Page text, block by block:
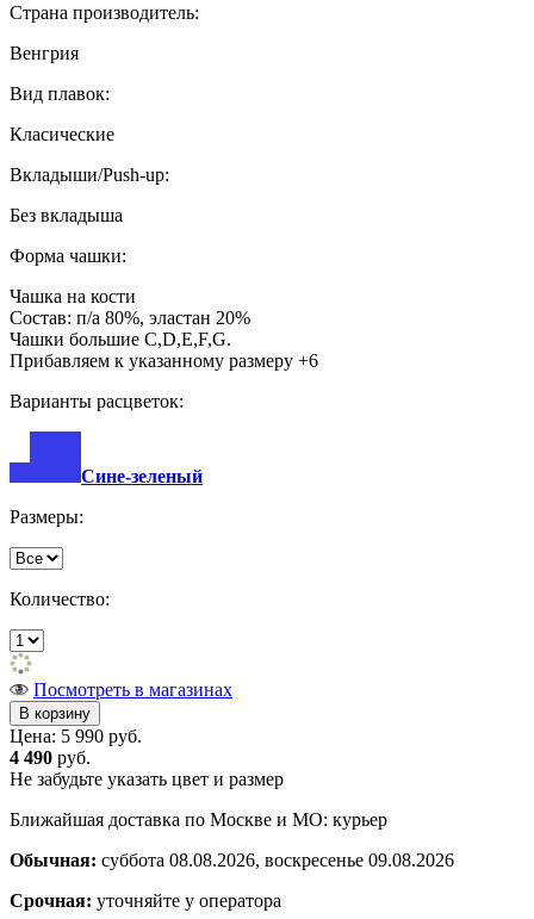
Страна производитель:
Венгрия
Вид плавок:
Класические
Вкладыши/Push-up:
Без вкладыша
Форма чашки:
Чашка на кости
Состав: п/а 80%, эластан 20%
Чашки большие С,D,E,F,G.
Прибавляем к указанному размеру +6
Варианты расцветок:
Сине-зеленый
Размеры:
Количество:
Посмотреть в магазинах
Цена: 5 990 руб.
4 490 руб.
Не забудьте указать цвет и размер
Ближайшая доставка по Москве и МО: курьер
Обычная: суббота 08.08.2026, воскресенье 09.08.2026
Срочная: уточняйте у оператора